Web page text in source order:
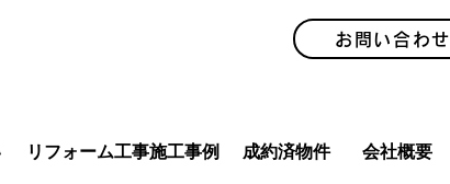
お問い合わせ
リフォーム工事施工事例 成約済物件 会社概要